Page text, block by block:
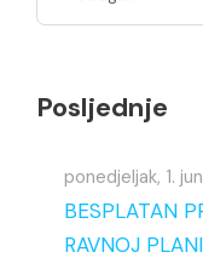
Posljednje
ponedjeljak, 1.
BESPLATAN
RAVNOJ